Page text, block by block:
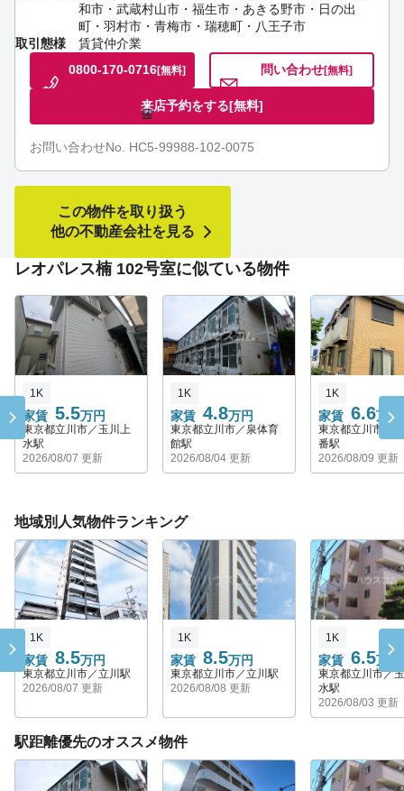
和市・武蔵村山市・福生市・あきる野市・日の出
町・羽村市・青梅市・瑞穂町・八王子市
取引態様
賃貸仲介業
0800-170-0716[無料] 問い合わせ[無料]
来店予約をする[無料]
お問い合わせNo. HC5-99988-102-0075
この物件を取り扱う
他の不動産会社を見る
レオパレス楠 102号室に似ている物件
家賃 5.5万円
1K
東京都立川市／玉川上
水駅
2026/08/07 更新
家賃 4.8万円
1K
東京都立川市／泉体育
館駅
2026/08/04 更新
家賃 6.6万円
1K
東京都立川市／
番駅
2026/08/09 更新
地域別人気物件ランキング
家賃 8.5万円
1K
東京都立川市／立川駅
2026/08/07 更新
家賃 8.5万円
1K
東京都立川市／立川駅
2026/08/08 更新
家賃 6.5万円
1K
東京都立川市／
水駅
2026/08/03 更新
駅距離優先のオススメ物件